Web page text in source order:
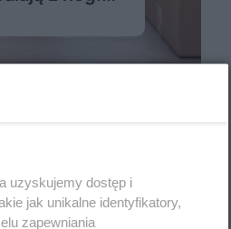
10
uzyskujemy dostęp i
jak unikalne identyfikatory,
zapewniania